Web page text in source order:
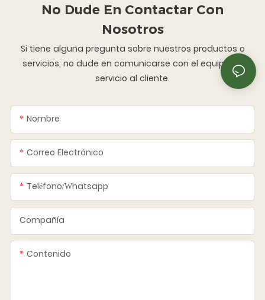
No Dude En Contactar Con
Nosotros
Si tiene alguna pregunta sobre nuestros productos o
servicios, no dude en comunicarse con el equipo de
servicio al cliente.
Nombre
Correo Electrónico
Teléfono/whatsapp
Compañía
Contenido